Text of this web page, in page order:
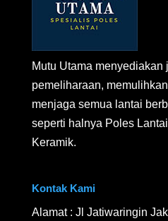
Mutu Utama menyediakan
pemeliharaan,
menjaga semua lantai
seperti halnya Poles
Keramik.
Kontak Kami
Alamat : Jl Jatiwaringin